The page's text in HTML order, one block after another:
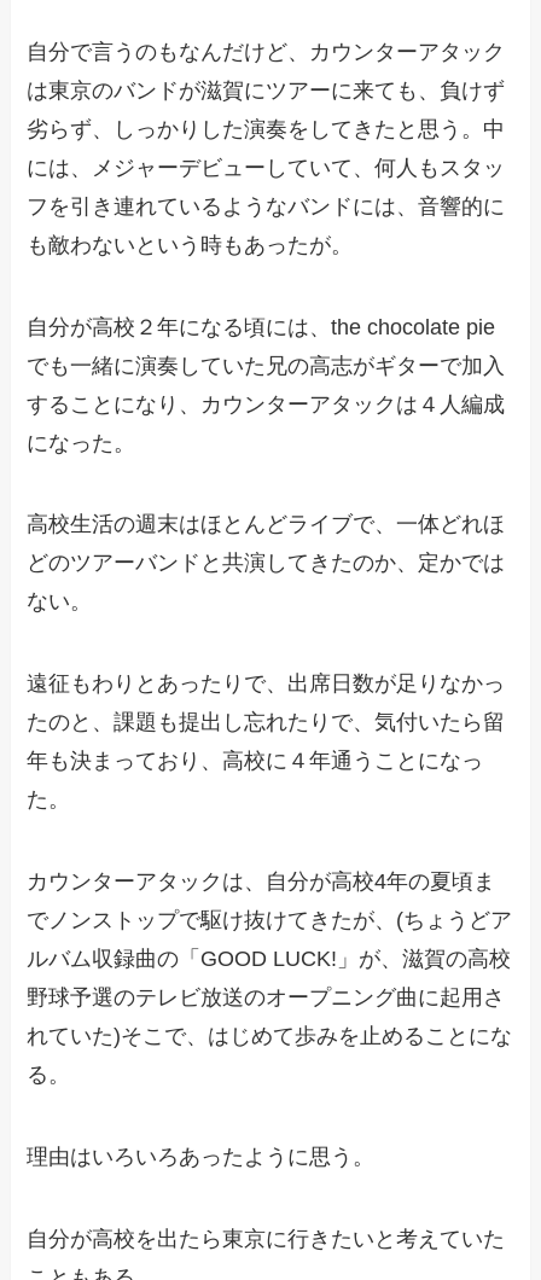
自分で言うのもなんだけど、カウンターアタック
は東京のバンドが滋賀にツアーに来ても、負けず
劣らず、しっかりした演奏をしてきたと思う。中
には、メジャーデビューしていて、何人もスタッ
フを引き連れているようなバンドには、音響的に
も敵わないという時もあったが。
自分が高校２年になる頃には、the chocolate pie
でも一緒に演奏していた兄の高志がギターで加入
することになり、カウンターアタックは４人編成
になった。
高校生活の週末はほとんどライブで、一体どれほ
どのツアーバンドと共演してきたのか、定かでは
ない。
遠征もわりとあったりで、出席日数が足りなかっ
たのと、課題も提出し忘れたりで、気付いたら留
年も決まっており、高校に４年通うことになっ
た。
カウンターアタックは、自分が高校4年の夏頃ま
でノンストップで駆け抜けてきたが、(ちょうどア
ルバム収録曲の「GOOD LUCK!」が、滋賀の高校
野球予選のテレビ放送のオープニング曲に起用さ
れていた)そこで、はじめて歩みを止めることにな
る。
理由はいろいろあったように思う。
自分が高校を出たら東京に行きたいと考えていた